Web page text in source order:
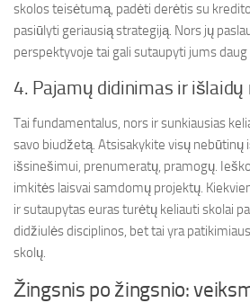
skolos teisėtumą, padėti derėtis su
pasiūlyti geriausią strategiją. Nors jų
perspektyvoje tai gali sutaupyti jums
4. Pajamų didinimas ir
Tai fundamentalus, nors ir sunkiausias
savo biudžetą. Atsisakykite visų nebūtinų
išsinešimui, prenumeratų, pramogų.
imkitės laisvai samdomų projektų.
ir sutaupytas euras turėtų keliauti skolai
didžiulės disciplinos, bet tai yra
skolų.
Žingsnis po žingsnio: